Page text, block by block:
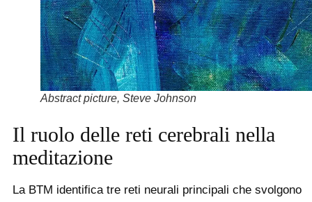
Abstract picture, Steve Johnson
Il ruolo delle reti cerebrali nella
meditazione
La BTM identifica tre reti neurali principali che svolgono